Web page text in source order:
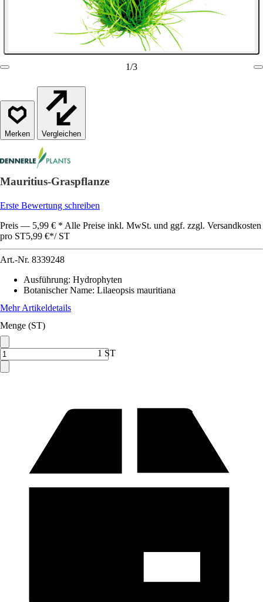
1/3
Vergleichen
Mauritius-Graspflanze
Erste Bewertung schreiben
Preis — 5,99 € * Alle Preise inkl. MwSt. und ggf. zzgl. Versandkosten
pro ST5,99 €*/ ST
Art.-Nr. 8339248
Ausführung: Hydrophyten
Botanischer Name: Lilaeopsis mauritiana
Mehr Artikeldetails
Menge (ST)
1 ST